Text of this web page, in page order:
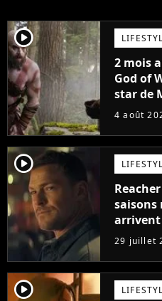
player2
2 mois
God of
star de
dans sa
4 août
player2
saisons
arrivent
29 juillet
player2